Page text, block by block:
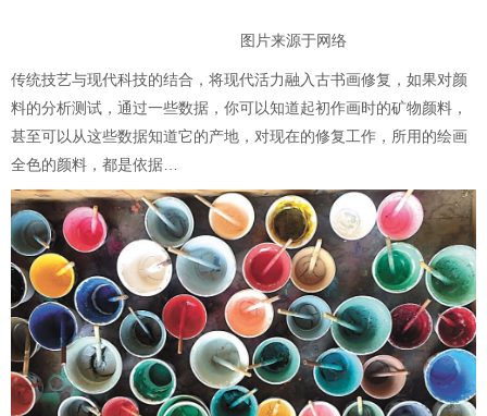
图片来源于网络
传统技艺与现代科技的结合，将现代活力融入古书画修复，如果对颜
料的分析测试，通过一些数据，你可以知道起初作画时的矿物颜料，
甚至可以从这些数据知道它的产地，对现在的修复工作，所用的绘画
全色的颜料，都是依据…